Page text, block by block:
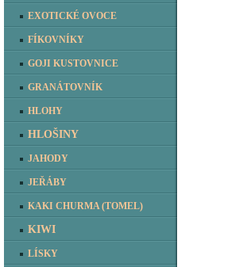
EXOTICKÉ OVOCE
FÍKOVNÍKY
GOJI KUSTOVNICE
GRANÁTOVNÍK
HLOHY
HLOŠINY
JAHODY
JEŘÁBY
KAKI CHURMA (TOMEL)
KIWI
LÍSKY